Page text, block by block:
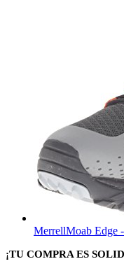
MerrellMoab Edge
¡TU COMPRA ES